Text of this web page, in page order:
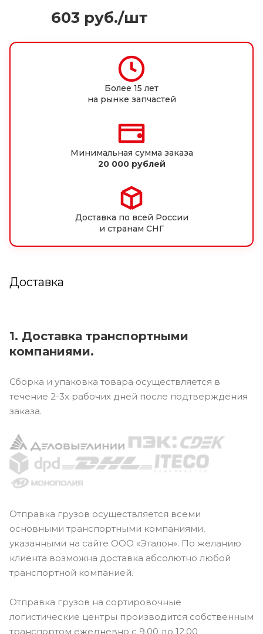
603 руб./шт
Более 15 лет
на рынке запчастей
Минимальная сумма заказа
20 000 рублей
Доставка по всей России
и странам СНГ
Доставка
1. Доставка транспортными
компаниями.
Сборка и упаковка товара осуществляется в
течение 2-3х рабочих дней после подтверждения
заказа.
Отправка грузов осуществляется всеми
основными транспортными компаниями,
указанными на сайте ООО «Эталон». По желанию
клиента возможна доставка абсолютно любой
транспортной компанией.
Отправка грузов на сортировочные
логистические центры производится собственным
транспортом ежедневно с 9.00 до 12.00